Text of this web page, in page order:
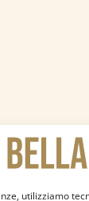
utilizziamo